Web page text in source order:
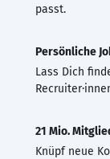
passt.
Persönliche
Lass Dich
21 Mio.
Knüpf neue